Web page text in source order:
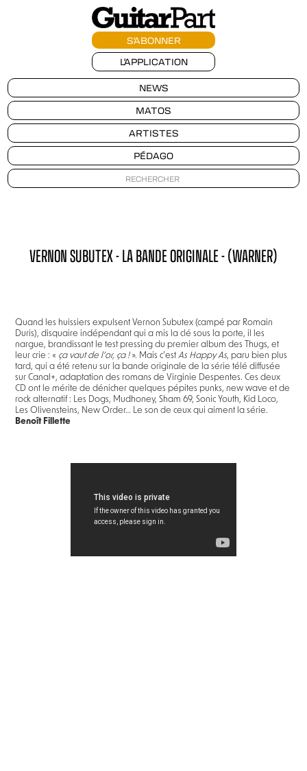
S'ABONNER
L'APPLICATION
NEWS
MATOS
ARTISTES
PÉDAGO
VERNON SUBUTEX - LA BANDE ORIGINALE - (WARNER)
Quand les huissiers expulsent Vernon Subutex (campé par Romain
Duris), disquaire indépendant qui a mis la clé sous la porte, il les
nargue, brandissant le test pressing du premier album des Thugs, et
leur crie : « ça vaut de l’or, ça !». Mais c’estAs Happy As, paru bien plus
tard, qui a été retenu sur la bande originale de la série télé diffusée
sur Canal+, adaptation des romans de Virginie Despentes. Ces deux
CD ont le mérite de dénicher quelques pépites punks, new wave et de
rock alternatif : Les Dogs, Mudhoney, Sham 69, Sonic Youth, Kid Loco,
Les Olivensteins, New Order… Le son de ceux qui aiment la série.
Benoît Fillette